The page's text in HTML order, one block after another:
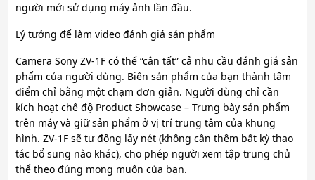
người mới sử dụng máy ảnh lần đầu.
Lý tưởng để làm video đánh giá sản phẩm
Camera Sony ZV-1F có thể “cân tất” cả nhu cầu đánh giá sản
phẩm của người dùng. Biến sản phẩm của bạn thành tâm
điểm chỉ bằng một chạm đơn giản. Người dùng chỉ cần
kích hoạt chế độ Product Showcase – Trưng bày sản phẩm
trên máy và giữ sản phẩm ở vị trí trung tâm của khung
hình. ZV-1F sẽ tự động lấy nét (không cần thêm bất kỳ thao
tác bổ sung nào khác), cho phép người xem tập trung chủ
thể theo đúng mong muốn của bạn.